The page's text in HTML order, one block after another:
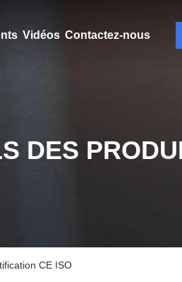
Vidéos Contactez-nous
DES
CE ISO